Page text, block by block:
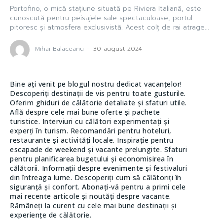
Portofino, o mică stațiune situată pe Riviera Italiană, este
cunoscută pentru peisajele sale spectaculoase, portul
pitoresc și atmosfera exclusivistă. Acest colț de rai atrage...
Mihai Balaceanu - 30 august 2024
Bine ați venit pe blogul nostru dedicat vacanțelor!
Descoperiți destinații de vis pentru toate gusturile.
Oferim ghiduri de călătorie detaliate și sfaturi utile.
Află despre cele mai bune oferte și pachete
turistice. Interviuri cu călători experimentați și
experți în turism. Recomandări pentru hoteluri,
restaurante și activități locale. Inspirație pentru
escapade de weekend și vacante prelungite. Sfaturi
pentru planificarea bugetului și economisirea în
călătorii. Informații despre evenimente și festivaluri
din întreaga lume. Descoperiți cum să călătoriți în
siguranță și confort. Abonați-vă pentru a primi cele
mai recente articole și noutăți despre vacante.
Rămâneți la curent cu cele mai bune destinații și
experiențe de călătorie.